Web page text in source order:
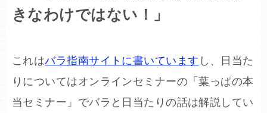
きなわけではない！」
これはバラ指南サイトに書いています し、日当た
りについてはオンラインセミナーの「葉っぱの本
当セミナー」でバラと日当たりの話は解説してい